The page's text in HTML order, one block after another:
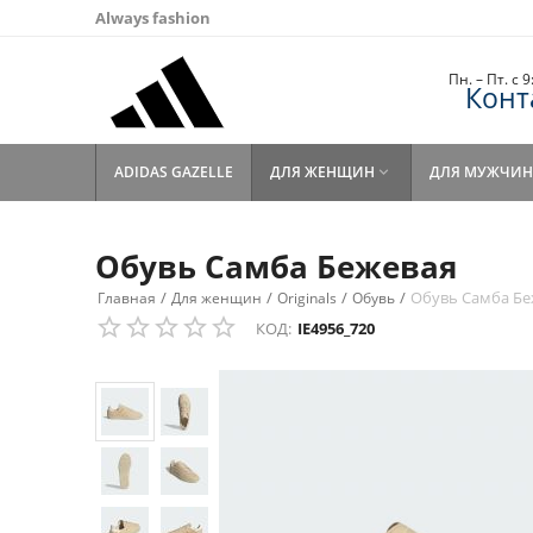
Always fashion
Пн. – Пт. с
ADIDAS GAZELLE ДЛЯ ЖЕНЩИН  ДЛЯ МУЖЧИН
Обувь Самба Бежевая
Главная / Для женщин / Originals / Обувь / Обувь Самба
КОД: IE4956_720